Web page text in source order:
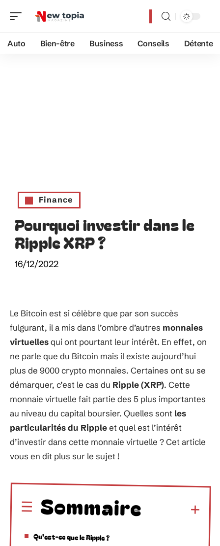
Auto Bien-être Business Conseils Détente
Finance
Pourquoi investir dans le
Ripple XRP ?
16/12/2022
Le Bitcoin est si célèbre que par son succès
fulgurant, il a mis dans l’ombre d’autres monnaies
virtuellesqui ont pourtant leur intérêt. En effet, on
ne parle que du Bitcoin mais il existe aujourd’hui
plus de 9000 crypto monnaies. Certaines ont su se
démarquer, c’est le cas du Ripple (XRP). Cette
monnaie virtuelle fait partie des 5 plus importantes
au niveau du capital boursier. Quelles sont les
particularités du Rippleet quel est l’intérêt
d’investir dans cette monnaie virtuelle ? Cet article
vous en dit plus sur le sujet !
Sommaire
Qu’est-ce que le Ripple ?